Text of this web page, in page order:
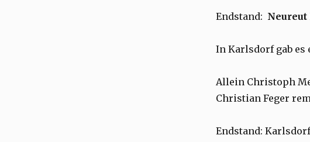
Endstand: Neureut
In Karlsdorf gab es
Allein Christoph
Christian Feger
Endstand: